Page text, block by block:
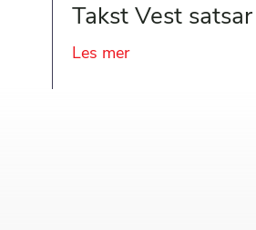
Takst Vest
Les merabout Takst Vest